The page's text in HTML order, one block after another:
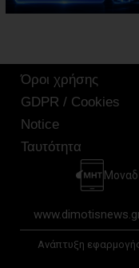
Όροι χρήσης
GDPR / Cookies
Notice
Ταυτότητα
Ανάπτυξη